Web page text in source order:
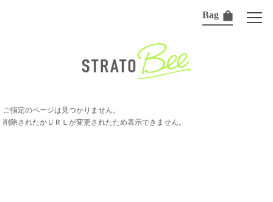
Bag
ご指定のページは見つかりません。
削除されたかＵＲＬが変更されたため表示できません。